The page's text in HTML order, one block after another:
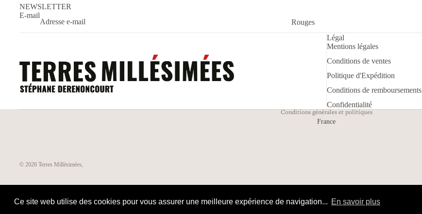
Ce site web utilise des cookies pour vous assurer une meilleure expérience de navigation... En savoir plus
Rouges
Liquoreux et Moëlleux
France
NEWSLETTER
E-mail
Légal
Mentions légales
Conditions de ventes
Politique d'Expédition
Conditions de remboursements
Confidentialité
© 2026 Terres Millésimées,
Conditions générales et politiques
Politique d’expédition
Politique de confidentialité
Conditions générales de vente